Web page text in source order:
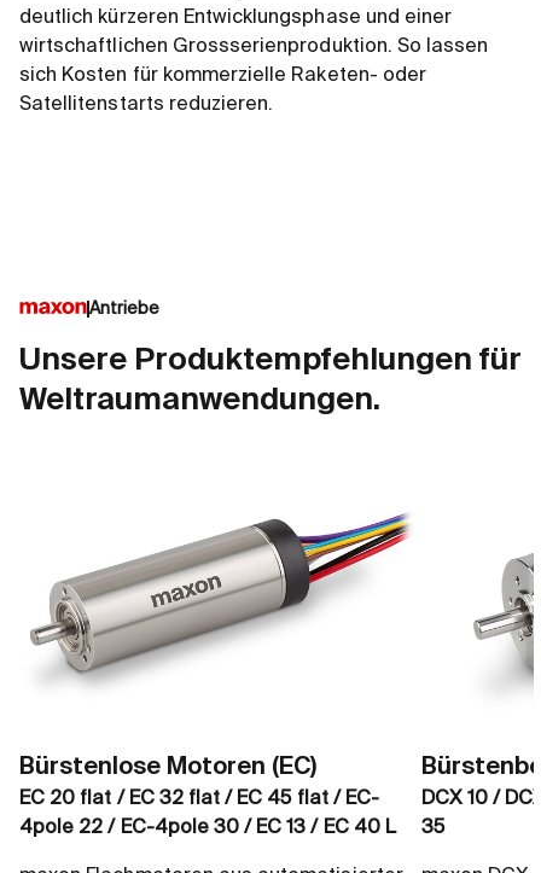
deutlich kürzeren Entwicklungsphase und einer
wirtschaftlichen Grossserienproduktion. So lassen
sich Kosten für kommerzielle Raketen- oder
Satellitenstarts reduzieren.
Antriebe
Unsere Produktempfehlungen für
Weltraumanwendungen.
Bürstenlose Motoren (EC)
EC 20 flat / EC 32 flat / EC 45 flat / EC-
4pole 22 / EC-4pole 30 / EC 13 / EC 40 L
DCX 10 /
35